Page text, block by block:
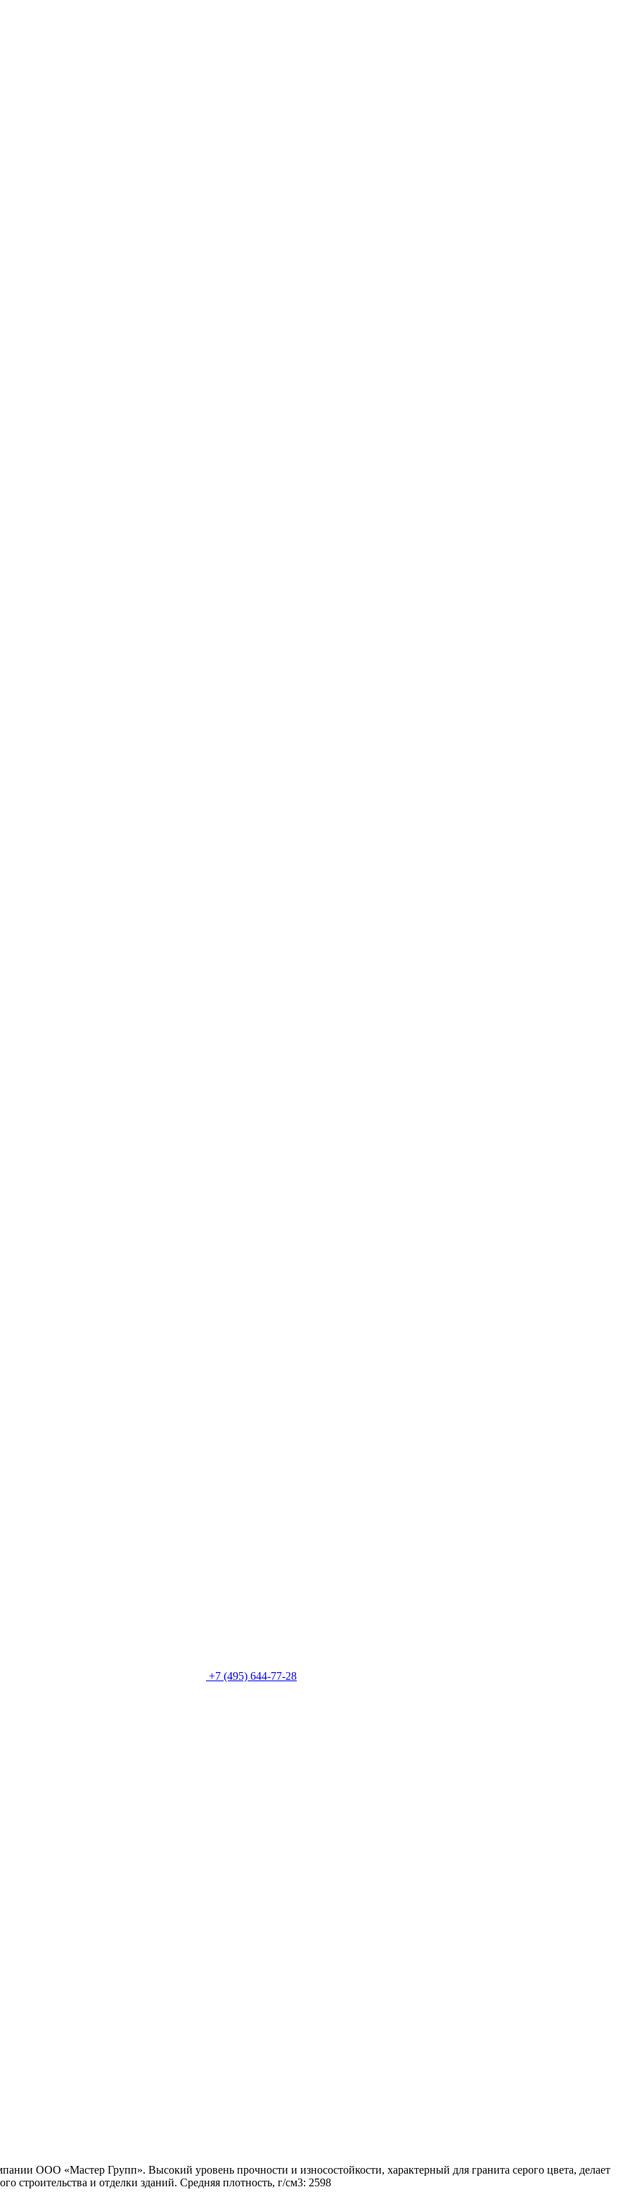
+7 (495) 644-77-28
ООО «Мастер Групп». Высокий уровень прочности и износостойкости, характерный для гранита серого цвета, делает
строительства и отделки зданий. Средняя плотность, г/см3: 2598